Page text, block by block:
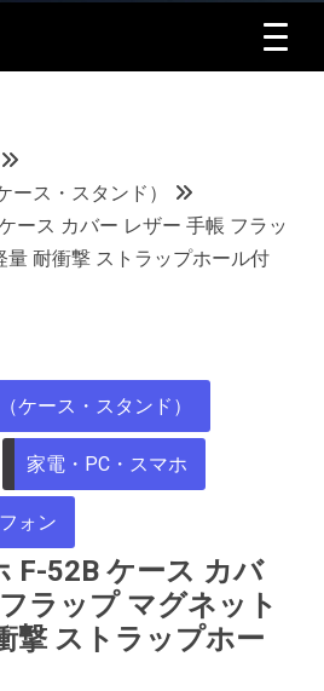
ス・スタンド）
ース カバー レザー 手帳 フラッ
量 耐衝撃 ストラップホール付
ケース・スタンド）
家電・PC・スマホ
ォン
F-52B ケース カバ
ラップ マグネット
撃 ストラップホー